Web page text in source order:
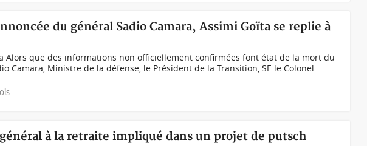
du général Sadio Camara, Assimi Goïta se replie à
Alors que des informations non officiellement confirmées font état de la mort du
Camara, Ministre de la défense, le Président de la Transition, SE le Colonel
à la retraite impliqué dans un projet de putsch